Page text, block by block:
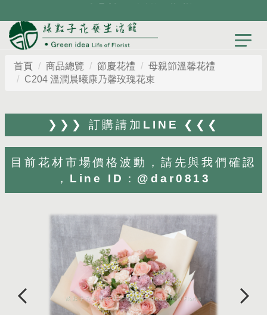
首頁 商品總覽 節慶花禮
母親節溫馨花禮
C204 溫潤晨曦康乃馨玫瑰花束
❯❯❯ 訂購請加LINE ❮❮❮
目前花材市場價格波動，請先與我們確認
，Line ID：@dar0813